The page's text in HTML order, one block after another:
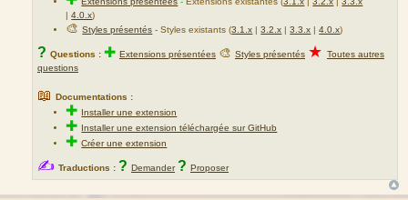
|4.0.x)
🎨Styles présentés - Styles existants (3.1.x |3.2.x |3.3.x |4.0.x)
? Questions : ✚ Extensions présentées 🎨 Styles présentés ★ Toutes autres
questions
📖 Documentations :
✚ Installer une extension
✚ Installer une extension téléchargée sur GitHub
✚Créer une extension
✍ Traductions : ? Demander ? Proposer